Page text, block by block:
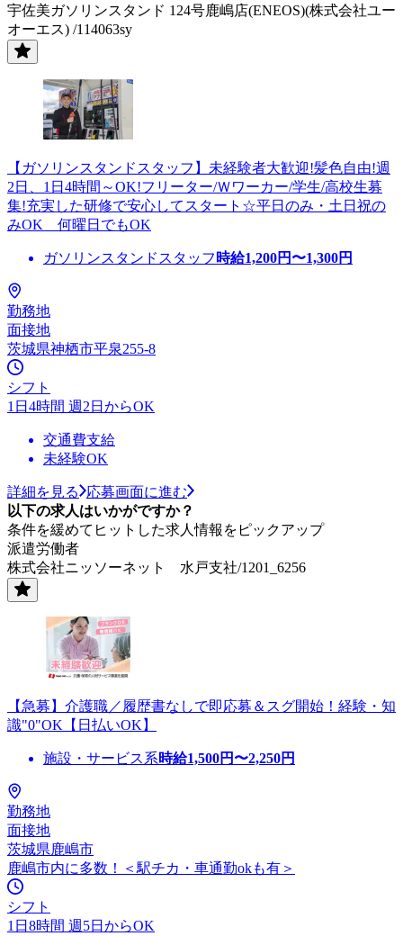
宇佐美ガソリンスタンド 124号鹿嶋店(ENEOS)(株式会社ユー
オーエス) /114063sy
【ガソリンスタンドスタッフ】未経験者大歓迎!髪色自由!週
2日、1日4時間～OK!フリーター/Ｗワーカー/学生/高校生募
集!充実した研修で安心してスタート☆平日のみ・土日祝の
みOK 何曜日でもOK
ガソリンスタンドスタッフ 時給1,200円〜1,300円
勤務地
面接地
茨城県神栖市平泉255-8
シフト
1日4時間 週2日からOK
交通費支給
未経験OK
詳細を見る
応募画面に進む
以下の求人はいかがですか？
条件を緩めてヒットした求人情報をピックアップ
派遣労働者
株式会社ニッソーネット 水戸支社/1201_6256
【急募】介護職／履歴書なしで即応募＆スグ開始！経験・知
識"0"OK【日払いOK】
施設・サービス系時給1,500円〜2,250円
勤務地
面接地
茨城県鹿嶋市
鹿嶋市内に多数！＜駅チカ・車通勤okも有＞
シフト
1日8時間 週5日からOK